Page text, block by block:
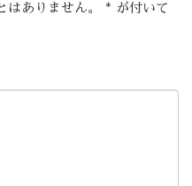
はありません。 * が付いて